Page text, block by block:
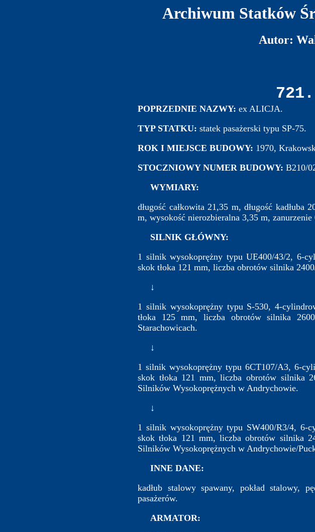
Archiwum Statków
Autor:
721.
POPRZEDNIE NAZWY: ex ALICJA.
TYP STATKU: statek pasażerski typu SP-75.
ROK I MIEJSCE BUDOWY: 1970,
STOCZNIOWY NUMER BUDOWY: B210/
WYMIARY:
długość całkowita 21,35 m, długość
m, wysokość nierozbieralna 3,35 m, zanurzenie
SILNIK GŁÓWNY:
1 silnik wysokoprężny typu UE400/43/2, 6-
skok tłoka 121 mm, liczba obrotów silnika
↓
1 silnik wysokoprężny typu S-530, 4-
tłoka 125 mm, liczba obrotów silnika
Starachowicach.
↓
1 silnik wysokoprężny typu 6CT107/A3, 6-
skok tłoka 121 mm, liczba obrotów silnika
Silników Wysokoprężnych w Andrychowie.
↓
1 silnik wysokoprężny typu SW400/R3/4, 6-
skok tłoka 121 mm, liczba obrotów silnika
Silników Wysokoprężnych w Andrychowie/
INNE DANE:
kadłub stalowy spawany, pokład stalowy,
pasażerów.
ARMATOR: